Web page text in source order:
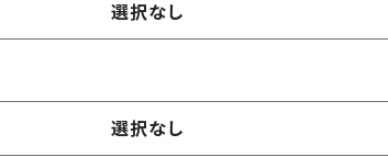
選択なし
選択なし